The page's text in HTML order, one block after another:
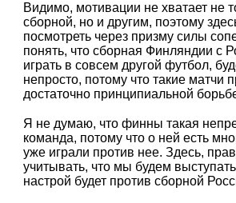
Видимо, мотивации не хватает не
сборной, но и другим, поэтому
посмотреть через призму силы
понять, что сборная Финляндии с
играть в совсем другой футбол,
непросто, потому что такие матчи
достаточно принципиальной
Я не думаю, что финны такая
команда, потому что о ней есть
уже играли против нее. Здесь,
учитывать, что мы будем выступать
настрой будет против сборной